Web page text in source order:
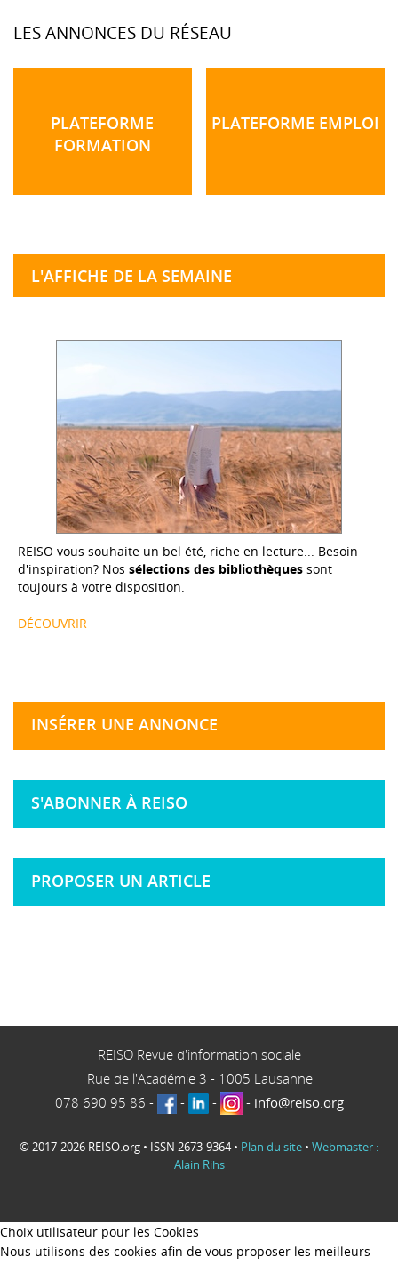
LES ANNONCES DU RÉSEAU
PLATEFORME
FORMATION
PLATEFORME EMPLOI
L'AFFICHE DE LA SEMAINE
REISO vous souhaite un bel été, riche en lecture... Besoin
d'inspiration? Nos sélections des bibliothèques sont
toujours à votre disposition.
DÉCOUVRIR
INSÉRER UNE ANNONCE
S'ABONNER À REISO
PROPOSER UN ARTICLE
REISO Revue d'information sociale
Rue de l'Académie 3 - 1005 Lausanne
078 690 95 86 - - - - info@reiso.org
© 2017-2026 REISO.org • ISSN 2673-9364 • Plan du site • Webmaster :
Alain Rihs
Choix utilisateur pour les Cookies
Nous utilisons des cookies afin de vous proposer les meilleurs